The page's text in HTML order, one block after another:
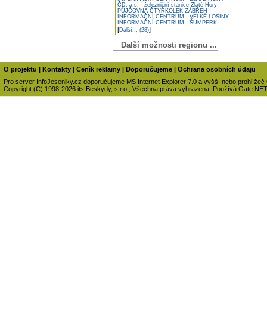
ČD, a.s. - železniční stanice Zlaté Hory
PŮJČOVNA ČTYŘKOLEK ZÁBŘEH
INFORMAČNÍ CENTRUM - VELKÉ LOSINY
INFORMAČNÍ CENTRUM - ŠUMPERK
[Další... (28)]
Další možnosti regionu ...
O projektu | Kontakty | Ceník reklamy | Doporučujeme | Ochrana osobních údajů
Pro server InfoJeseniky.cz doporučujeme MS Internet Explorer 7.0 a vyšší nebo prohlížeč
Copyright (C) 1998-2026 its Beskydy, s.r.o., Všechna práva vyhrazena. Používá